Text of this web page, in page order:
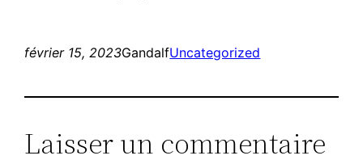
février 15, 2023GandalfUncategorized
Laisser un commentaire